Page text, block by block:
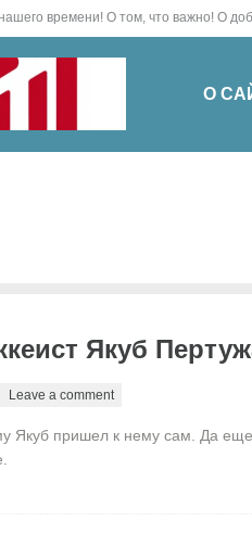
нашего времени! О том, что
О
Якуб
Leave a comment
Якуб пришел к нему сам. Да